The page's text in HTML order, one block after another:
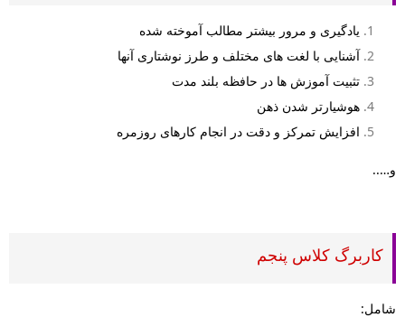
یادگیری و مرور بیشتر مطالب آموخته شده
آشنایی با لغت های مختلف و طرز نوشتاری آنها
تثبیت آموزش ها در حافظه بلند مدت
هوشیارتر شدن ذهن
افزایش تمرکز و دقت در انجام کارهای روزمره
و…..
کاربرگ کلاس پنجم
شامل: